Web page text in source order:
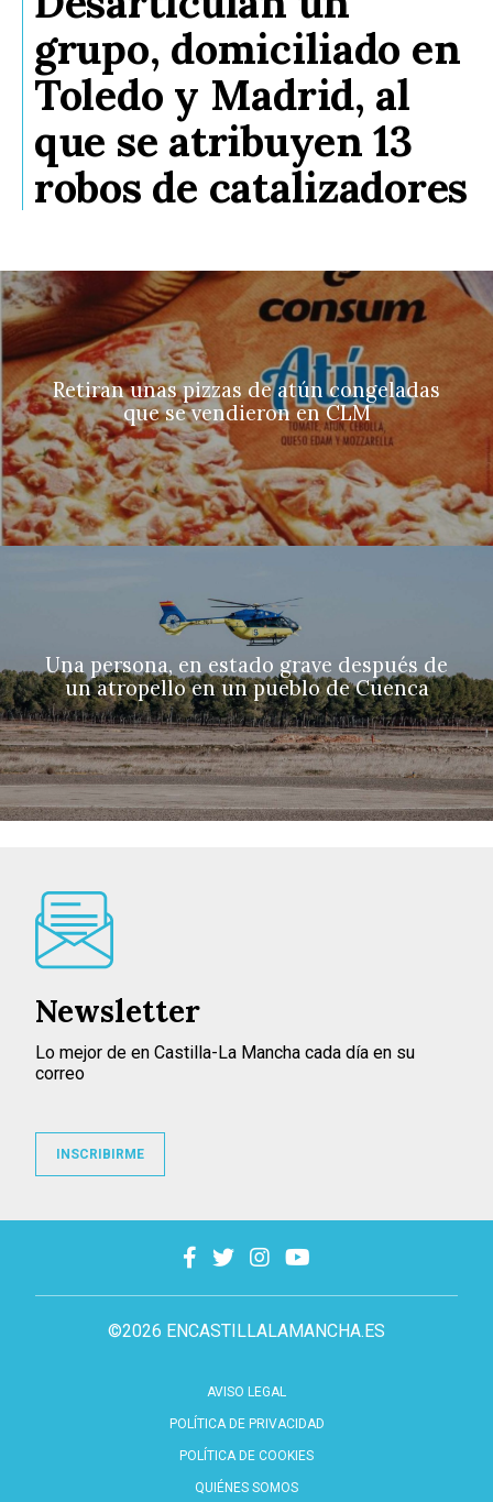
grupo, domiciliado en
Toledo y Madrid, al
que se atribuyen 13
robos de catalizadores
Retiran unas pizzas de atún congeladas
que se vendieron en CLM
Una persona, en estado grave después de
un atropello en un pueblo de Cuenca
©2026 ENCASTILLALAMANCHA.ES
AVISO LEGAL
POLÍTICA DE PRIVACIDAD
POLÍTICA DE COOKIES
QUIÉNES SOMOS
Newsletter
Lo mejor de en Castilla-La Mancha cada día en su
correo
INSCRIBIRME